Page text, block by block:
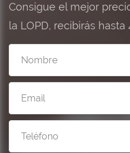
Consigue el mejor
la LOPD, recibirás